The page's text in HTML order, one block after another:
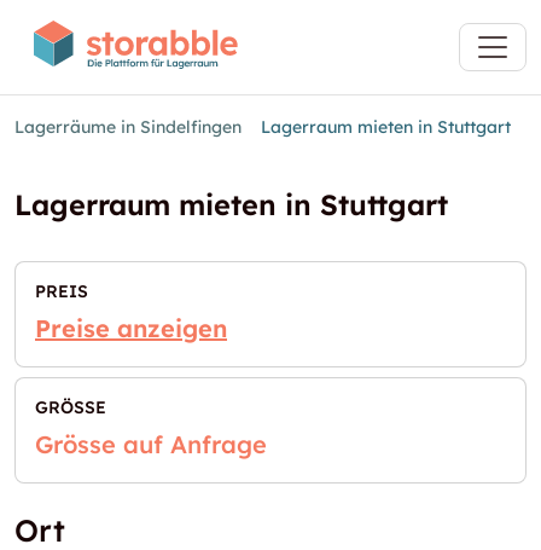
Lagerräume in Sindelfingen Lagerraum mieten in Stuttgart
Lagerraum mieten in Stuttgart
PREIS
Preise anzeigen
GRÖSSE
Grösse auf Anfrage
Ort